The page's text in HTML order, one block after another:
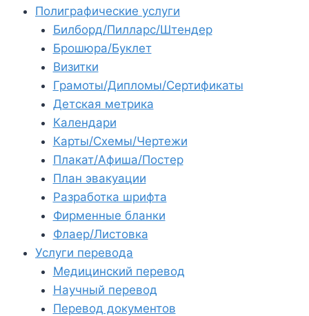
Полиграфические услуги
Билборд/Пилларс/Штендер
Брошюра/Буклет
Визитки
Грамоты/Дипломы/Сертификаты
Детская метрика
Календари
Карты/Схемы/Чертежи
Плакат/Афиша/Постер
План эвакуации
Разработка шрифта
Фирменные бланки
Флаер/Листовка
Услуги перевода
Медицинский перевод
Научный перевод
Перевод документов